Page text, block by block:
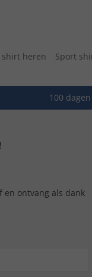
shirt heren Sport
100
en ontvang als dank